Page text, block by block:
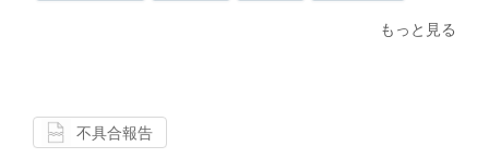
もっと見る
不具合報告